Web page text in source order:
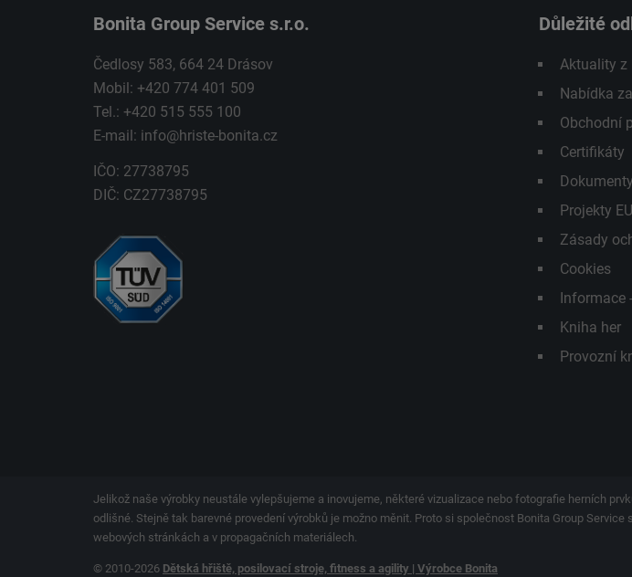
Bonita Group Service s.r.o.
Čedlosy 583, 664 24 Drásov
Mobil: +420 774 401 509
Tel.: +420 515 555 100
E-mail: info@hriste-bonita.cz
IČO: 27738795
DIČ: CZ27738795
Důležité
Aktuality z
Nabídka
Obchodní
Certifikáty
Projekty EU
Zásady
Cookies
Informace
Kniha her
Provozní
Jelikož naše výrobky neustále vylepšujeme a inovujeme, některé vizualizace nebo fotografie herních
odlišné. Stejně tak barevné provedení výrobků je možno měnit. Proto si společnost Bonita Group
webových stránkách a v propagačních materiálech.
© 2010-2026 Dětská hřiště, posilovací stroje, fitness a agility | Výrobce Bonita